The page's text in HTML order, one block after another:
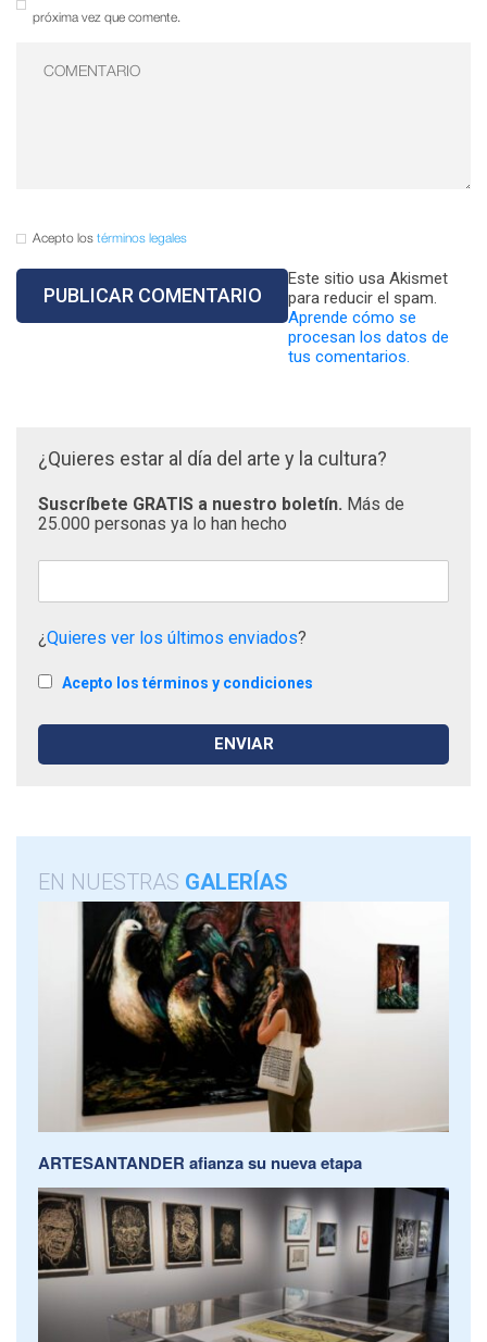
próxima vez que comente.
Acepto los términos legales
Este sitio usa Akismet
para reducir el spam.
Aprende cómo se
procesan los datos de
tus comentarios.
¿Quieres estar al día del arte y la cultura?
Suscríbete GRATIS a nuestro boletín. Más de
25.000 personas ya lo han hecho
¿Quieres ver los últimos enviados?
Acepto los términos y condiciones
EN NUESTRAS GALERÍAS
ARTESANTANDER afianza su nueva etapa